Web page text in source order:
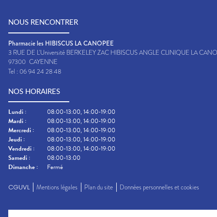
NOUS RENCONTRER
Pharmacie les HIBISCUS LA CANOPEE
3 RUE DE L'Université BERKELEY ZAC HIBISCUS ANGLE CLINIQUE LA
97300 CAYENNE
Tel : 06 94 24 28 48
NOS HORAIRES
Lundi :
08:00-13:00, 14:00-19:00
Mardi :
08:00-13:00, 14:00-19:00
Mercredi :
08:00-13:00, 14:00-19:00
Jeudi :
08:00-13:00, 14:00-19:00
Vendredi :
08:00-13:00, 14:00-19:00
Samedi :
08:00-13:00
Dimanche : Fermé
CGUVL Mentions légales Plan du site Données personnelles et cookies